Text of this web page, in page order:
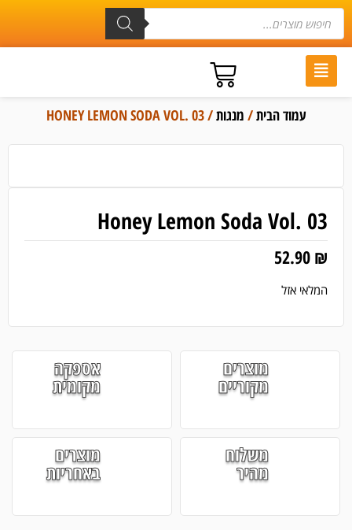
עמוד הבית/ מנגות/ HONEY LEMON SODA VOL. 03
Honey Lemon Soda Vol. 03
52.90 ₪
המלאי אזל
מוצרים
מקוריים
אספקה
מקומית
משלוח
מהיר
מוצרים
באחריות